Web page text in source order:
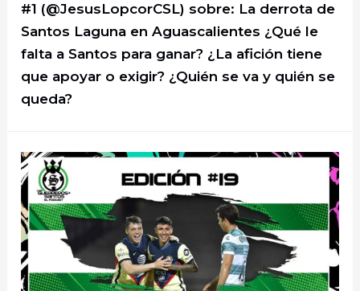
#1 (@JesusLopcorCSL) sobre: La derrota de
Santos Laguna en Aguascalientes ¿Qué le
falta a Santos para ganar? ¿La afición tiene
que apoyar o exigir? ¿Quién se va y quién se
queda?